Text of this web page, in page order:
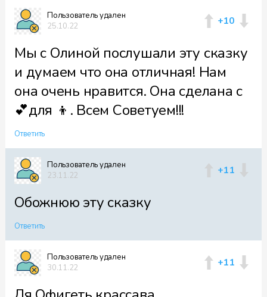
Пользователь удален
25.10.22
+10
Мы с Олиной послушали эту сказку
и думаем что она отличная! Нам
она очень нравится. Она сделана с
💕для 👦. Всем Советуем!!!
Ответить
Пользователь удален
23.11.22
+11
Обожнюю эту сказку
Ответить
Пользователь удален
30.11.22
+11